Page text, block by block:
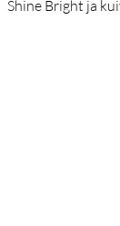
Shine Bright ja